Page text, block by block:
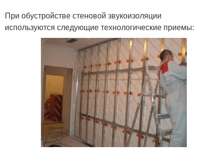
При обустройстве стеновой звукоизоляции
используются следующие технологические приемы: